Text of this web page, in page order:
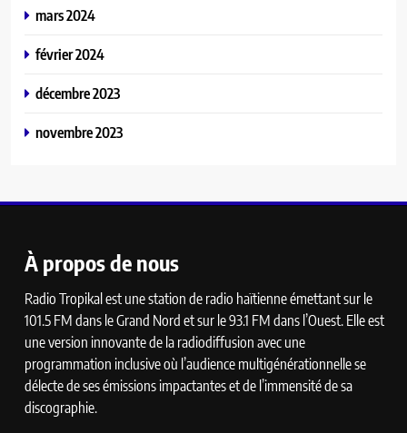
mars 2024
février 2024
décembre 2023
novembre 2023
À propos de nous
Radio Tropikal est une station de radio haïtienne émettant sur le
101.5 FM dans le Grand Nord et sur le 93.1 FM dans l’Ouest. Elle est
une version innovante de la radiodiffusion avec une
programmation inclusive où l’audience multigénérationnelle se
délecte de ses émissions impactantes et de l’immensité de sa
discographie.